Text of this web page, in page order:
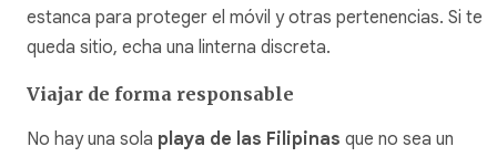
estanca para proteger el móvil y otras pertenencias. Si te
queda sitio, echa una linterna discreta.
Viajar de forma responsable
No hay una sola playa de las Filipinas que no sea un